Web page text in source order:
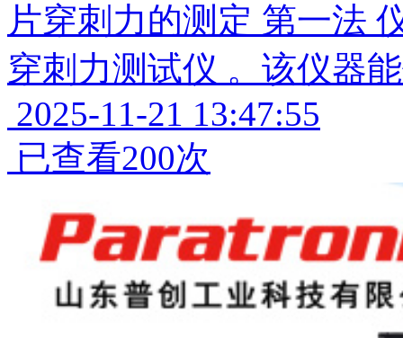
片穿刺力的测定 第一法
穿刺力测试仪 。该仪器
2025-11-21 13:47:55
已查看200次